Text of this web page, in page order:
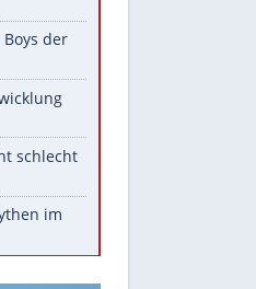
Unsere Themen-Highlights
Totes Kleinkind gefunden
Fremdverschulden
Diese Promi-Outfits
Aufruhr!